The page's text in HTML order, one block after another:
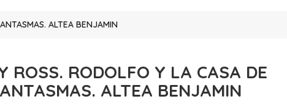
ALTEA BENJAMIN
ROSS. RODOLFO Y LA CASA DE
ALTEA BENJAMIN